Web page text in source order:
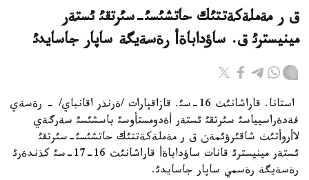
ق ر مةملةكةتتئك حاتشئسئ-سئرتقئ ئستةر
مينيسترئ ق. ساؤداباةأ رةسةيگة ساپار جاسايدئ
استانا. قاراشانئث 16-سئ. قازاقپارات /ةرنذر اقانباي/ - رةسةي
فةدةراسيياسئ سئرتقئ ئستةر أةدومستأوسئ باسشئسئ سةرگةي
لاأروأتئث شاقئرؤئمةن ق ر مةملةكةتتئك حاتشئسئ-سئرتقئ
ئستةر مينيسترئ قانات ساؤداباةأ قاراشانئث 16-17-سئ كذندةرئ
رةسةيگة رةسمي ساپار جاسايدئ.